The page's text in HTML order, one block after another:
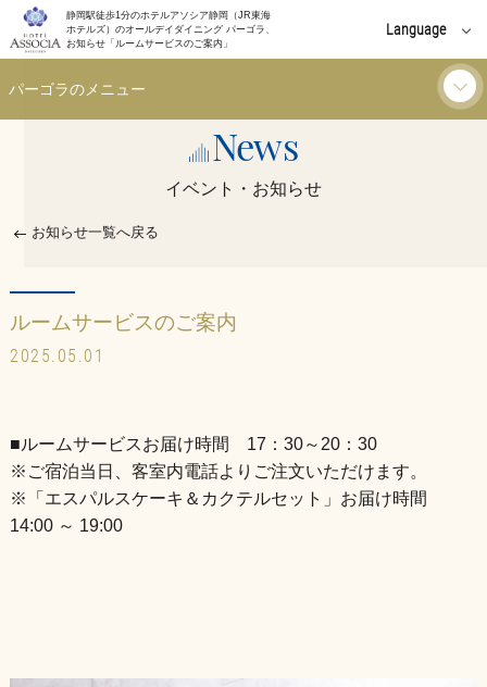
静岡駅徒歩1分のホテルアソシア静岡（JR東海
ホテルズ）のオールデイダイニング パーゴラ、
お知らせ「ルームサービスのご案内」
Language
中文(簡体字)
パーゴラのメニュー
朝食
イベント
News
イベント・お知らせ
お知らせ一覧へ戻る
ルームサービスのご案内
2025.05.01
■ルームサービスお届け時間 17：30～20：30
※ご宿泊当日、客室内電話よりご注文いただけます。
※「エスパルスケーキ＆カクテルセット」お届け時間
14:00 ～ 19:00